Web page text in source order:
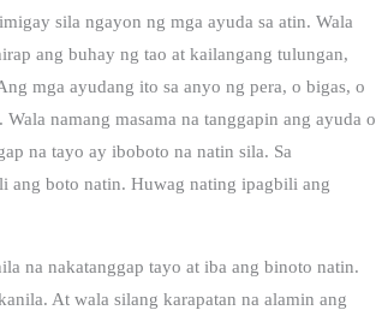
sila ngayon ng mga ayuda sa atin. Wala
ang buhay ng tao at kailangang tulungan,
mga ayudang ito sa anyo ng pera, o bigas, o
namang masama na tanggapin ang ayuda o
na tayo ay iboboto na natin sila. Sa
ang boto natin. Huwag nating ipagbili ang
na nakatanggap tayo at iba ang binoto natin.
At wala silang karapatan na alamin ang